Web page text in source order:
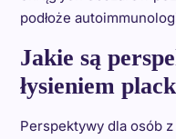
podłoże
Jakie są
łysieniem
Perspektywy dla osób